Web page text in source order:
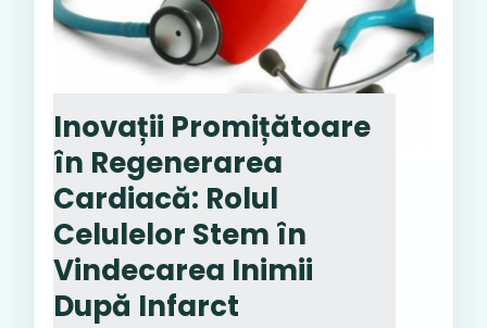
Inovații Promițătoare
în Regenerarea
Cardiacă: Rolul
Celulelor Stem în
Vindecarea Inimii
După Infarct